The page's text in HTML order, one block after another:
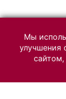
Мы
улучшения
сайтом,